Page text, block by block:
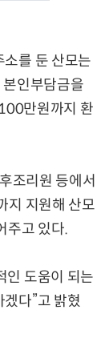
를 둔 산모는
인부담금을
만원까지 환
조리원 등에서
지 지원해 산모
주고 있다.
인 도움이 되는
다”고 밝혔